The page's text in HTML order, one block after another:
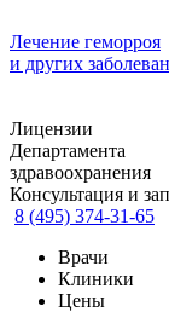
Лечение геморроя
и других
Лицензии
Департамента
здравоохранения
Консультация и
8 (495) 374-31-65
Врачи
Клиники
Цены